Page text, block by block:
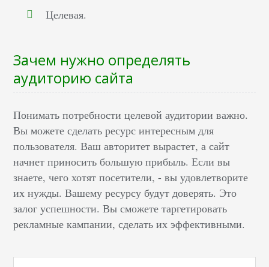
Целевая.
Зачем нужно определять
аудиторию сайта
Понимать потребности целевой аудитории важно.
Вы можете сделать ресурс интересным для
пользователя. Ваш авторитет вырастет, а сайт
начнет приносить большую прибыль. Если вы
знаете, чего хотят посетители, - вы удовлетворите
их нужды. Вашему ресурсу будут доверять. Это
залог успешности. Вы сможете таргетировать
рекламные кампании, сделать их эффективными.